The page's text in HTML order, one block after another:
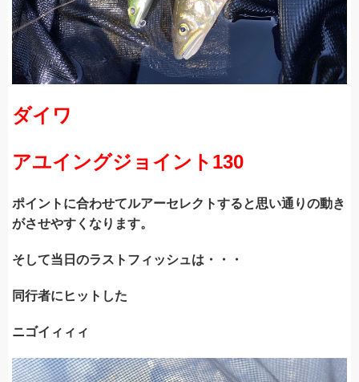
ダイワ
アユイングジョイント130
ポイントに合わせてルアーセレクトすると思い通りの動き
がさせやすくなります。
そして当日のラストフィッシュは・・・
同行者にヒットした
ニゴイィィィ